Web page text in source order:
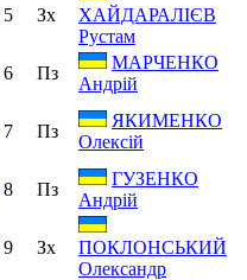
5 Зх
ХАЙДАРАЛІЄВ
Рустам
6 Пз
МАРЧЕНКО
Андрій
7 Пз
ЯКИМЕНКО
Олексій
8 Пз
ГУЗЕНКО
Андрій
9 Зх
ПОКЛОНСЬКИЙ
Олександр